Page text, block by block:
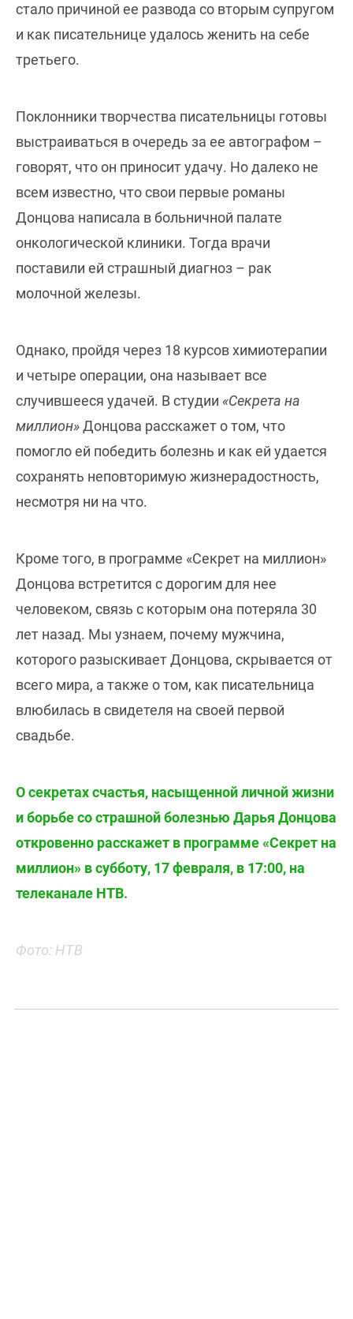
стало причиной ее развода со вторым супругом
и как писательнице удалось женить на себе
третьего.
Поклонники творчества писательницы готовы
выстраиваться в очередь за ее автографом –
говорят, что он приносит удачу. Но далеко не
всем известно, что свои первые романы
Донцова написала в больничной палате
онкологической клиники. Тогда врачи
поставили ей страшный диагноз – рак
молочной железы.
Однако, пройдя через 18 курсов химиотерапии
и четыре операции, она называет все
случившееся удачей. В студии «Секрета на
миллион»Донцова расскажет о том, что
помогло ей победить болезнь и как ей удается
сохранять неповторимую жизнерадостность,
несмотря ни на что.
Кроме того, в программе «Секрет на миллион»
Донцова встретится с дорогим для нее
человеком, связь с которым она потеряла 30
лет назад. Мы узнаем, почему мужчина,
которого разыскивает Донцова, скрывается от
всего мира, а также о том, как писательница
влюбилась в свидетеля на своей первой
свадьбе.
О секретах счастья, насыщенной личной жизни
и борьбе со страшной болезнью Дарья Донцова
откровенно расскажет в программе «Секрет на
миллион» в субботу, 17 февраля, в 17:00, на
телеканале НТВ.
Фото: НТВ